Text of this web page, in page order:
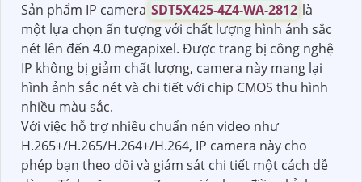
Sản phẩm IP camera SDT5X425-4Z4-WA-2812 là
một lựa chọn ấn tượng với chất lượng hình ảnh sắc
nét lên đến 4.0 megapixel. Được trang bị công nghệ
IP không bị giảm chất lượng, camera này mang lại
hình ảnh sắc nét và chi tiết với chip CMOS thu hình
nhiều màu sắc.
Với việc hỗ trợ nhiều chuẩn nén video như
H.265+/H.265/H.264+/H.264, IP camera này cho
phép bạn theo dõi và giám sát chi tiết một cách dễ